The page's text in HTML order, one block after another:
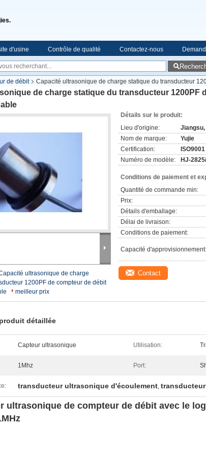
d'usine Contrôle de qualité Contactez-nous
de débit
Capacité ultrasonique de charge statique du transducteur
de charge statique du transducteur 1200PF
ultrasonique de charge
1200PF de compteur de débit
meilleur prix
Détails sur le produit:
Lieu d'origine:
Nom de marque:
Yujie
Certification:
ISO9001
Numéro de modèle:
HJ-
Conditions de paiement et
Quantité de commande min:
Prix:
Détails d'emballage:
Délai de livraison:
Conditions de paiement:
Capacité d'approvisionnement:
Contact
détaillée
Capteur ultrasonique Utilisation:
1Mhz Port:
transducteur ultrasonique d'écoulement,
ultrasonique de compteur de débit avec le